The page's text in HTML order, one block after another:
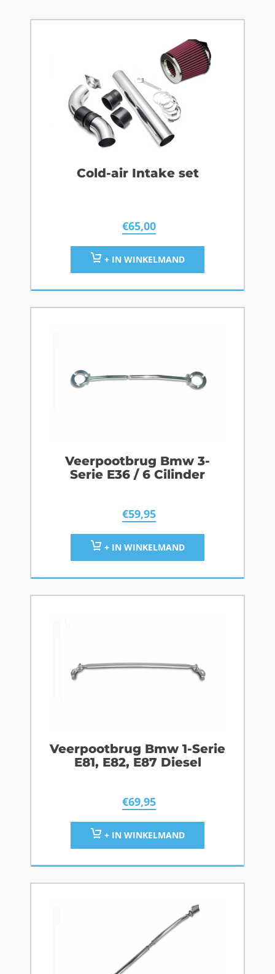
Cold-air Intake set
€65,00
+ IN WINKELMAND
Veerpootbrug Bmw 3-
Serie E36 / 6 Cilinder
€59,95
+ IN WINKELMAND
Veerpootbrug Bmw 1-Serie
E81, E82, E87 Diesel
€69,95
+ IN WINKELMAND